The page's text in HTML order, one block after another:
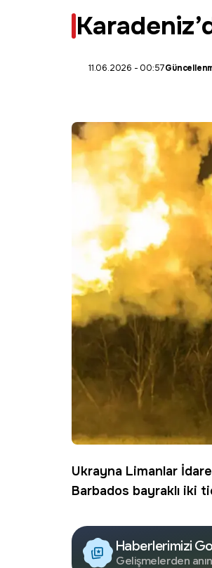
11.06.2026 - 00:57
Ukrayna Limanlar
Barbados bayraklı iki
Haberlerimizi
Gelişmelerden